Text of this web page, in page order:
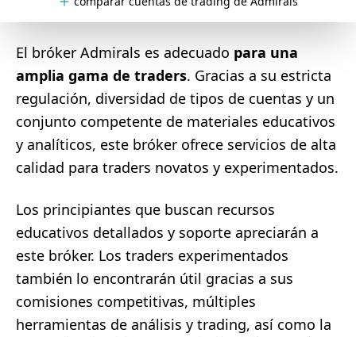
El bróker Admirals es adecuado para una
amplia gama de traders. Gracias a su estricta
regulación, diversidad de tipos de cuentas y un
conjunto competente de materiales educativos
y analíticos, este bróker ofrece servicios de alta
calidad para traders novatos y experimentados.
Los principiantes que buscan recursos
educativos detallados y soporte apreciarán a
este bróker. Los traders experimentados
también lo encontrarán útil gracias a sus
comisiones competitivas, múltiples
herramientas de análisis y trading, así como la